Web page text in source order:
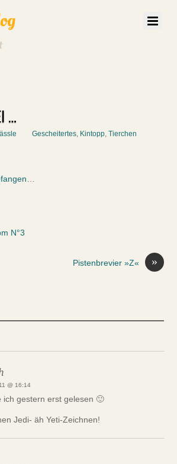
…
Gescheitertes, Kintopp,Tierchen
N°3
»
Pistenbrevier »Z«
@ 16:14
ich gestern erst gelesen 🙂
Jedi- äh Yeti-Zeichnen!